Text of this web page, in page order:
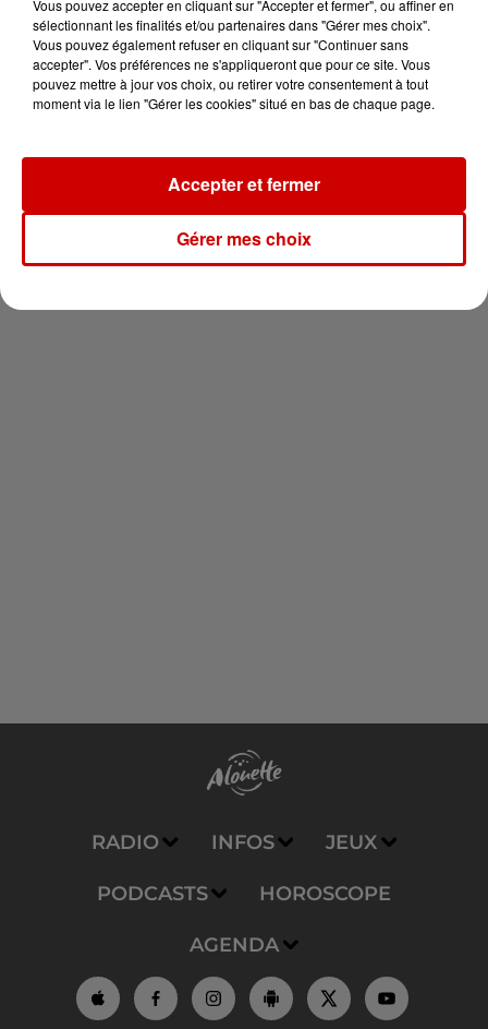
Destination Vacances : inscrivez-
vous !
Newsletter
RADIO INFOS JEUX
PODCASTS HOROSCOPE
AGENDA
Vous pouvez accepter en cliquant sur "Accepter et fermer", ou affiner en
sélectionnant les finalités et/ou partenaires dans "Gérer mes choix".
Vous pouvez également refuser en cliquant sur "Continuer sans
accepter". Vos préférences ne s'appliqueront que pour ce site. Vous
pouvez mettre à jour vos choix, ou retirer votre consentement à tout
moment via le lien "Gérer les cookies" situé en bas de chaque page.
Gérer mes choix
Accepter et fermer